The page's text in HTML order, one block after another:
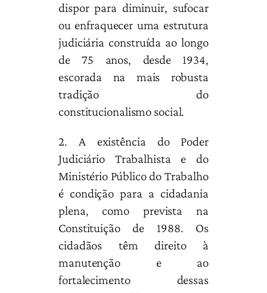
dispor para diminuir, sufocar
ou enfraquecer uma estrutura
judiciária construída ao longo
de 75 anos, desde 1934,
escorada na mais robusta
tradição do
constitucionalismo social.
2. A existência do Poder
Judiciário Trabalhista e do
Ministério Público do Trabalho
é condição para a cidadania
plena, como prevista na
Constituição de 1988. Os
cidadãos têm direito à
manutenção e ao
fortalecimento dessas